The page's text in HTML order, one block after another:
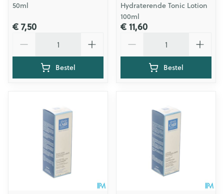
50ml
€ 7,50
Bestel
Hydraterende Tonic Lotion
100ml
€ 11,60
Bestel